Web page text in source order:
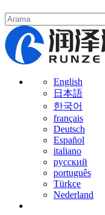
English
日本語
한국어
français
Deutsch
Español
italiano
русский
português
Türkçe
Nederland